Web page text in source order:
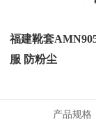
福建靴套
服 防粉尘
产品规格